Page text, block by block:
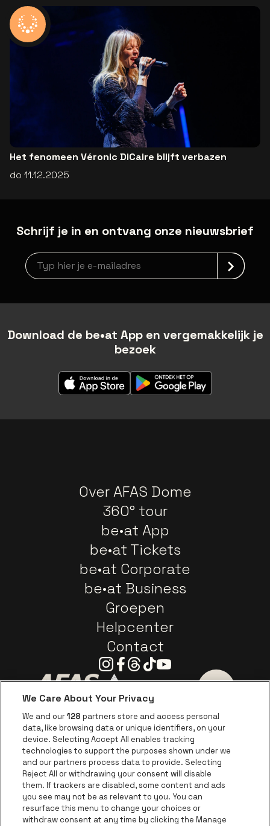
Het fenomeen Véronic DiCaire blijft verbazen
do 11.12.2025
Schrijf je in en ontvang onze nieuwsbrief
Nieuwsbrief aanmelding
Download de be•at App en vergemakkelijk je
bezoek
Over AFAS Dome
360° tour
be•at App
be•at Tickets
be•at Corporate
be•at Business
Groepen
Helpcenter
Contact
Instagram
Facebook
Threads
TiktokYoutube
Ga naar
Ga naar de website van Europcar
Ga naar de
Ga naar de website van Coca-Cola
Ga naar de website van
Ga naar de
Ga naar de website van Champagne
Ga naar de website
We Care About Your Privacy
We and our128 partners store and access personal
data, like browsing data or unique identifiers, on your
device. Selecting Accept All enables tracking
technologies to support the purposes shown under we
and our partners process data to provide. Selecting
Reject All or withdrawing your consent will disable
them. If trackers are disabled, some content and ads
you see may not be as relevant to you. You can
resurface this menu to change your choices or
withdraw consent at any time by clicking the Manage